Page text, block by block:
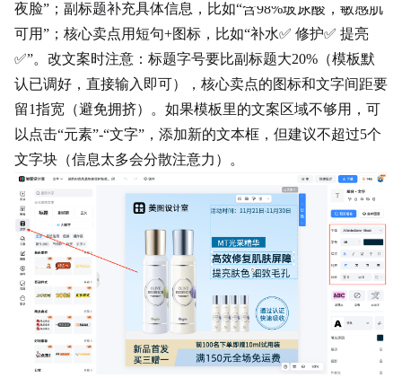
夜脸”；副标题补充具体信息，比如“含98%玻尿酸，敏感肌
可用”；核心卖点用短句+图标，比如“补水✅ 修护✅ 提亮
✅”。改文案时注意：标题字号要比副标题大20%（模板默
认已调好，直接输入即可），核心卖点的图标和文字间距要
留1指宽（避免拥挤）。如果模板里的文案区域不够用，可
以点击“元素”-“文字”，添加新的文本框，但建议不超过5个
文字块（信息太多会分散注意力）。